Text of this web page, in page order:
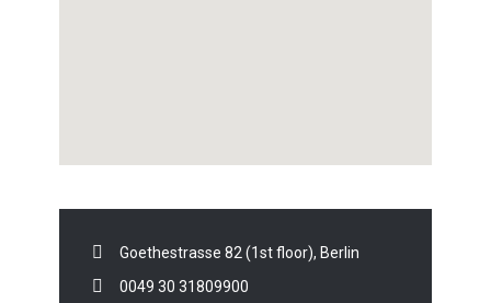
Goethestrasse 82 (1st floor), Berlin
0049 30 31809900